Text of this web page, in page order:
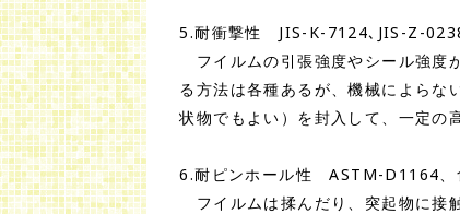
5.耐衝撃性 JIS-K-7124､JIS-Z-
フイルムの引張強度やシール強度
る方法は各種あるが、機械によらな
状物でもよい）を封入して、一定の
6.耐ピンホール性 ASTM-D1164、
フイルムは揉んだり、突起物に接